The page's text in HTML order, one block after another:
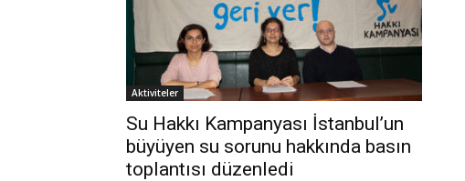
Aktiviteler
Su Hakkı Kampanyası İstanbul’un
büyüyen su sorunu hakkında basın
toplantısı düzenledi